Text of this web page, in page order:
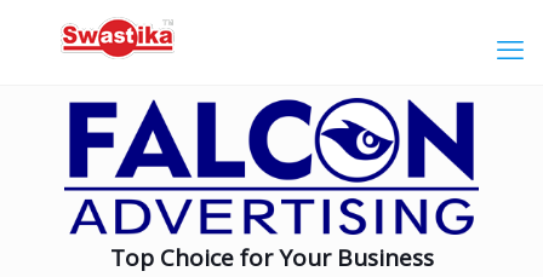
Top Choice for Your Business